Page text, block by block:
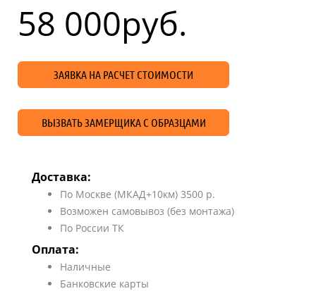
58 000руб.
ЗАЯВКА НА РАСЧЕТ СТОИМОСТИ
ВЫЗВАТЬ ЗАМЕРЩИКА С ОБРАЗЦАМИ
Доставка:
По Москве (МКАД+10км) 3500 р.
Возможен самовывоз (без монтажа)
По России ТК
Оплата:
Наличные
Банковские карты